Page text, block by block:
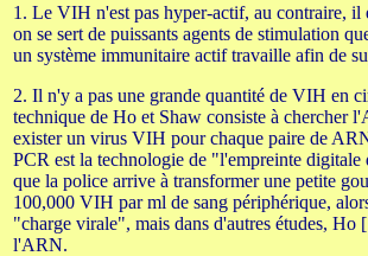
1. Le VIH n'est pas hyper-actif, au contraire,
on se sert de puissants agents de stimulation
un système immunitaire actif travaille afin de
2. Il n'y a pas une grande quantité de VIH en
technique de Ho et Shaw consiste à chercher
exister un virus VIH pour chaque paire de
PCR est la technologie de "l'empreinte
que la police arrive à transformer une petite
100,000 VIH par ml de sang périphérique,
"charge virale", mais dans d'autres études,
l'ARN.